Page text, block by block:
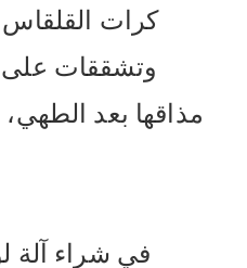
كرات
وتشققات
مذاقها بعد